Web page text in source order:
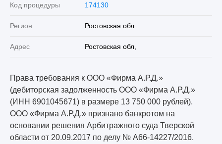
Код процедуры 174130
Регион Ростовская обл
Адрес Ростовская обл,
Права требования к ООО «Фирма А.Р.Д.»
(дебиторская задолженность ООО «Фирма А.Р.Д.»
(ИНН 6901045671) в размере 13 750 000 рублей).
ООО «Фирма А.Р.Д.» признано банкротом на
основании решения Арбитражного суда Тверской
области от 20.09.2017 по делу № А66-14227/2016.